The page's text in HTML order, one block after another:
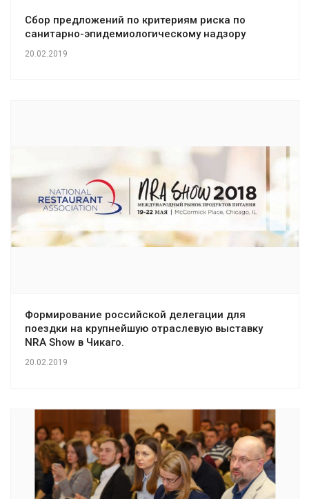
Сбор предложений по критериям риска по
санитарно-эпидемиологическому надзору
20.02.2019
Формирование российской делегации для
поездки на крупнейшую отраслевую выставку
NRA Show в Чикаго.
20.02.2019